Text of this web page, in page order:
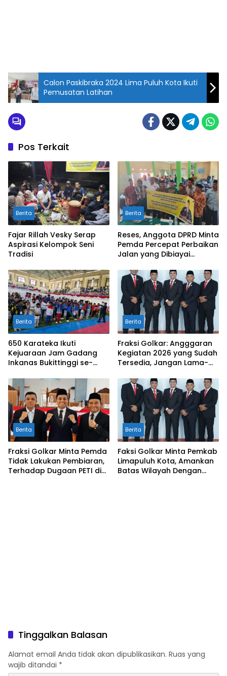
Calon Paskibraka 2024 Lima Puluh Kota Ikuti
Pemusatan Latihan
Pos Terkait
Berita
Fajar Rillah Vesky Serap
Aspirasi Kelompok Seni
Tradisi
Berita
Reses, Anggota DPRD Minta
Pemda Percepat Perbaikan
Jalan yang Dibiayai
Berita
650 Karateka Ikuti
Kejuaraan Jam Gadang
Inkanas Bukittinggi se-
Berita
Fraksi Golkar: Angggaran
Kegiatan 2026 yang Sudah
Tersedia, Jangan Lama-
Daerah
Berita
Fraksi Golkar Minta Pemda
Tidak Lakukan Pembiaran,
Terhadap Dugaan PETI di
Berita
Faksi Golkar Minta Pemkab
Limapuluh Kota, Amankan
Batas Wilayah Dengan
Tinggalkan Balasan
Alamat email Anda tidak akan dipublikasikan. Ruas yang
wajib ditandai *